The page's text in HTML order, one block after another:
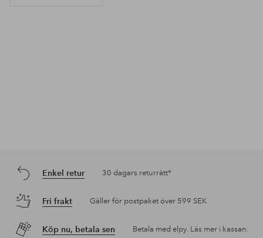
Enkel retur 30 dagars returrätt*
Fri frakt Gäller för postpaket över 599 SEK
Köp nu, betala sen Betala med elpy. Läs mer i kassan.